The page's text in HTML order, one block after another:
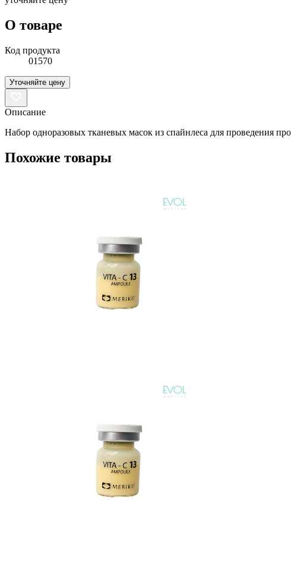
О товаре
Код продукта
01570
Уточняйте цену
Описание
Набор одноразовых тканевых масок из спайнлеса для проведения
Похожие товары